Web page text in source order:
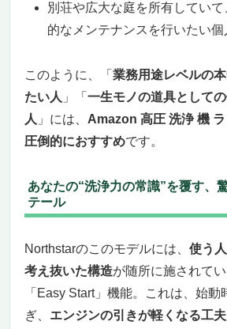
別荘や広大な庭を所有してい
的なメンテナンスを行いたい個
このように、「 業務用途レベルの
たい人 」「 一生モノの道具として
人 」には、 Amazon 高圧 洗浄 機
圧倒的におすすめです。
あなたの“洗浄力の常識”を覆す、
テール
Northstarのこのモデルには、 使う
考え抜いた構造が随所に施されて
「Easy Start」機能。これは、始
ぎ、 エンジンの引きが軽くなる工夫